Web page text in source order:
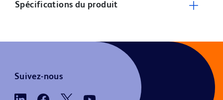
Spécifications du produit
Suivez-nous